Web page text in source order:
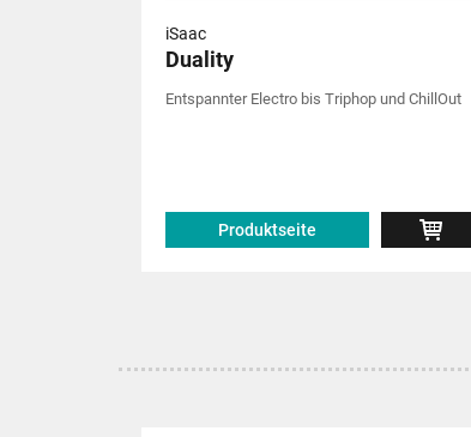
iSaac
Duality
Entspannter Electro bis Triphop und ChillOut
Produktseite